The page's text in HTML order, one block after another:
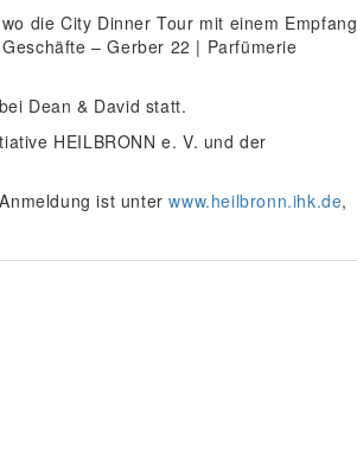
die City Dinner Tour mit einem Empfang
– Gerber 22 | Parfümerie
Dean & David statt.
HEILBRONN e. V. und der
ist unterwww.heilbronn.ihk.de,